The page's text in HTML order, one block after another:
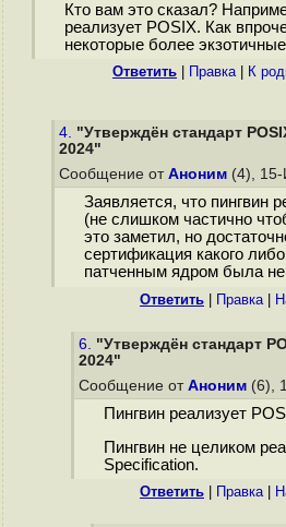
Кто вам это сказал?
реализует POSIX. Как
некоторые более
Ответить Правка| К
4. "Утверждён стандарт
2024"
Сообщение от Аноним (4),
Заявляется, что пингвин
(не слишком частично
это заметил, но
сертификация какого
патченным ядром была
Ответить Правка|
6. "Утверждён стандарт
2024"
Сообщение от Аноним (6),
Пингвин реализует
Пингвин не целиком
Specification.
Ответить Правка|